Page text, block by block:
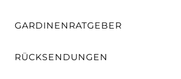
GARDINENRATGEBER
RÜCKSENDUNGEN